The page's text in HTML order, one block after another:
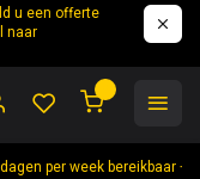
u een offerte
naar
per week bereikbaar